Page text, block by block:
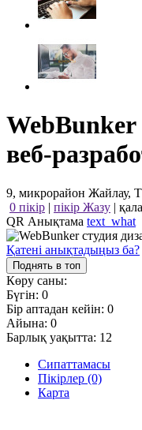
WebBunker
веб-
9, микрорайон Жайлау,
0 пікір | пікір Жазу |
QR Анықтама text_what
Қатені анықтадыңыз ба?
Поднять в топ
Көру саны:
Бүгін: 0
Бір аптадан кейін: 0
Айына: 0
Барлық уақытта: 12
Сипаттамасы
Пікірлер (0)
Карта